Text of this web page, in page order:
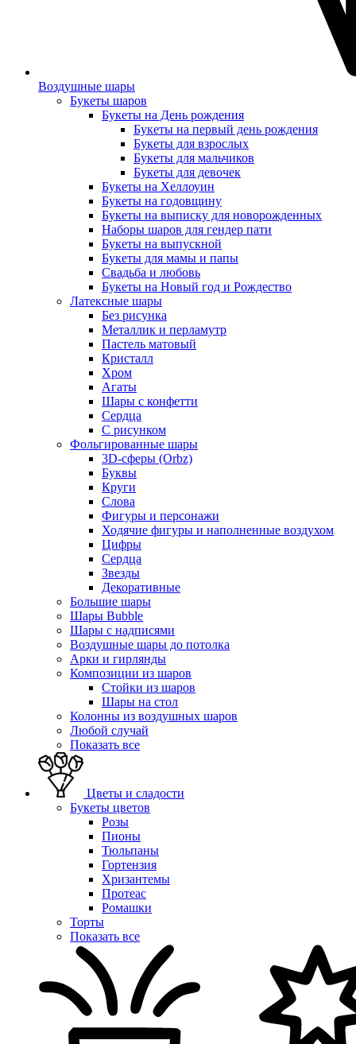
Воздушные шары
Букеты шаров
Букеты на День рождения
Букеты на первый день рождения
Букеты для взрослых
Букеты для мальчиков
Букеты для девочек
Букеты на Хеллоуин
Букеты на годовщину
Букеты на выписку для новорожденных
Наборы шаров для гендер пати
Букеты на выпускной
Букеты для мамы и папы
Свадьба и любовь
Букеты на Новый год и Рождество
Латексные шары
Без рисунка
Металлик и перламутр
Пастель матовый
Кристалл
Хром
Агаты
Шары с конфетти
Сердца
С рисунком
Фольгированные шары
3D-сферы (Orbz)
Буквы
Круги
Слова
Фигуры и персонажи
Ходячие фигуры и наполненные воздухом
Цифры
Сердца
Звезды
Декоративные
Большие шары
Шары Bubble
Шары с надписями
Воздушные шары до потолка
Арки и гирлянды
Композиции из шаров
Стойки из шаров
Шары на стол
Колонны из воздушных шаров
Любой случай
Показать все
Цветы и сладости
Букеты цветов
Розы
Пионы
Тюльпаны
Гортензия
Хризантемы
Протеас
Ромашки
Торты
Показать все